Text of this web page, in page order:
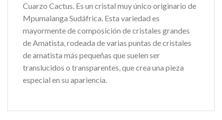
Cuarzo Cactus. Es un cristal muy único originario de
Mpumalanga Sudáfrica. Esta variedad es
mayormente de composición de cristales grandes
de Amatista, rodeada de varias puntas de cristales
de amatista más pequeñas que suelen ser
translucidos o transparentes, que crea una pieza
especial en su apariencia.